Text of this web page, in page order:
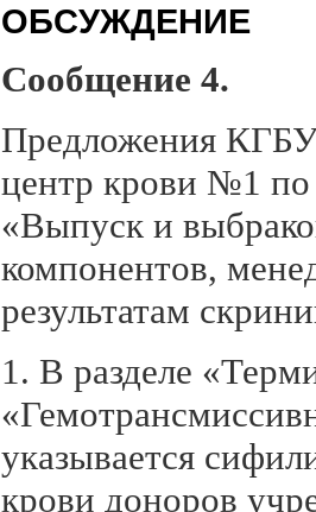
ОБСУЖДЕНИЕ
Сообщение 4.
Предложения
центр крови №1 по
«Выпуск и
компонентов,
результатам
1. В разделе
указывается
крови доноров